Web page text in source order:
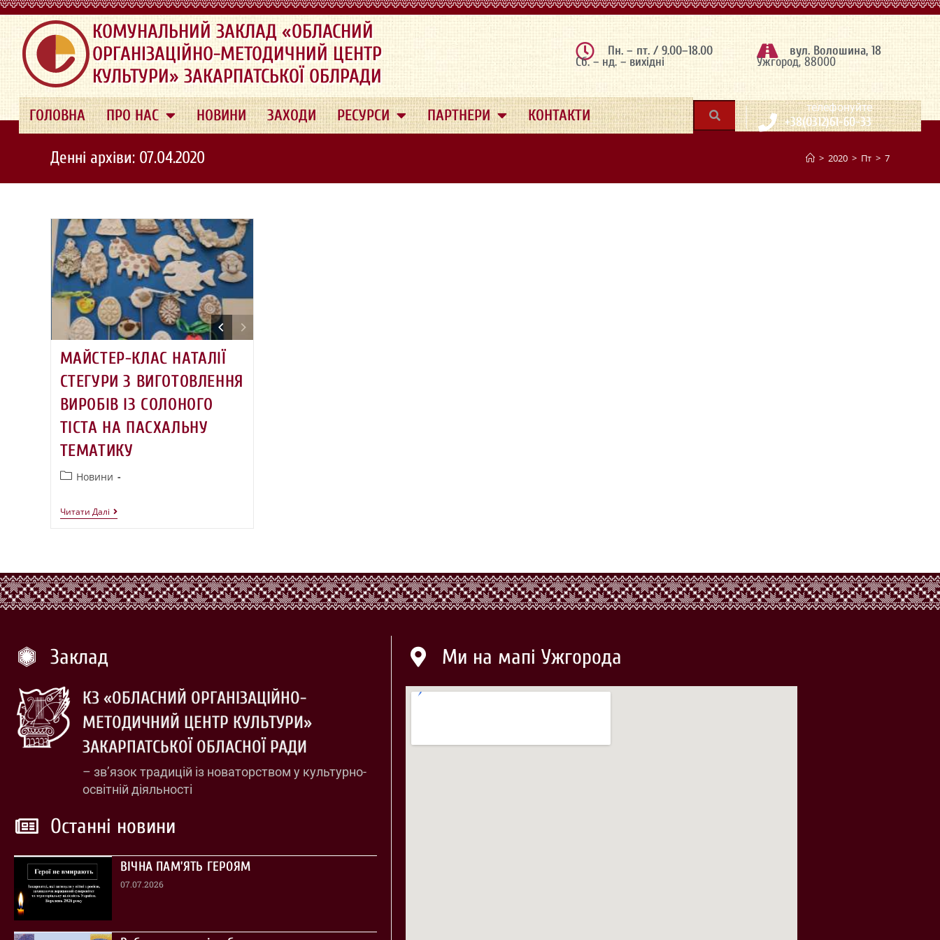
.
КОМУНАЛЬНИЙ ЗАКЛАД «ОБЛАСНИЙ
ОРГАНІЗАЦІЙНО-МЕТОДИЧНИЙ ЦЕНТР
КУЛЬТУРИ» ЗАКАРПАТСЬКОЇ ОБЛРАДИ
Пн. – пт. / 9.00–18.00
Сб. – нд. – вихідні
вул. Волошина, 18
Ужгород, 88000
ГОЛОВНА ПРО НАС НОВИНИ ЗАХОДИ РЕСУРСИ ПАРТНЕРИ КОНТАКТИ | телефонуйте
+38(0312)61-60-33
Денні архіви: 07.04.2020 > 2020 > Пт > 7
МАЙСТЕР-КЛАС НАТАЛІЇ
СТЕГУРИ З ВИГОТОВЛЕННЯ
ВИРОБІВ ІЗ СОЛОНОГО
ТІСТА НА ПАСХАЛЬНУ
ТЕМАТИКУ
Новини
Читати Далі
Заклад
КЗ «ОБЛАСНИЙ ОРГАНІЗАЦІЙНО-
МЕТОДИЧНИЙ ЦЕНТР КУЛЬТУРИ»
ЗАКАРПАТСЬКОЇ ОБЛАСНОЇ РАДИ
– зв’язок традицій із новаторством у культурно-
освітній діяльності
Останні новини
ВІЧНА ПАМ’ЯТЬ ГЕРОЯМ
07.07.2026
Ми на мапі Ужгорода